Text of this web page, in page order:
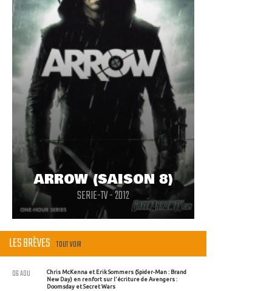
ARROW (SAISON 8)
SERIE-TV - 2012
LES BRÈVES TOUT VOIR
Chris McKenna et Erik Sommers (Spider-Man : Brand
New Day) en renfort sur l'écriture de Avengers :
Doomsday et Secret Wars
06 AOU